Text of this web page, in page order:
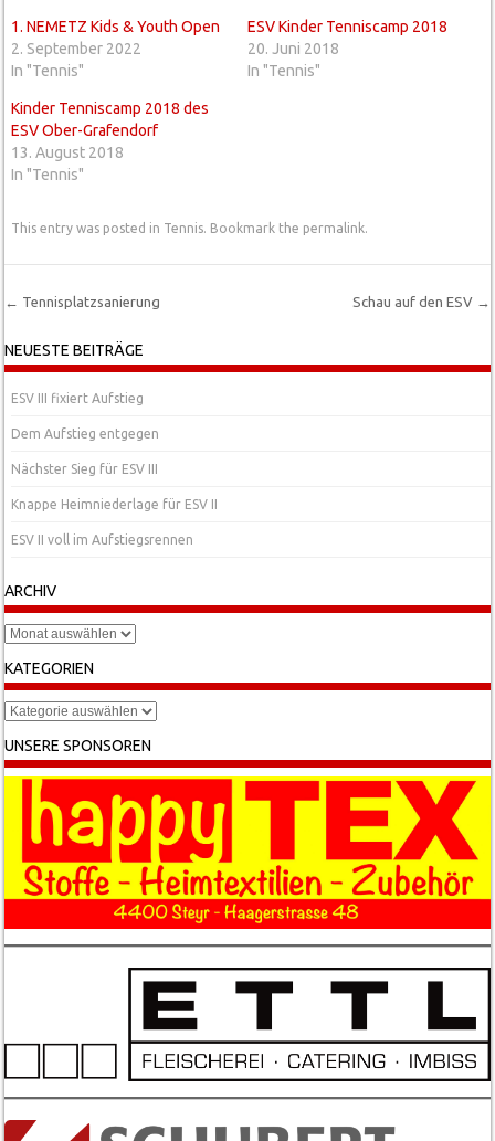
1. NEMETZ Kids & Youth Open
2. September 2022
In "Tennis"
ESV Kinder Tenniscamp 2018
20. Juni 2018
In "Tennis"
Kinder Tenniscamp 2018 des
ESV Ober-Grafendorf
13. August 2018
In "Tennis"
This entry was posted in Tennis. Bookmark the permalink.
Post navigation
← Tennisplatzsanierung Schau auf den ESV →
NEUESTE BEITRÄGE
ESV III fixiert Aufstieg
Dem Aufstieg entgegen
Nächster Sieg für ESV III
Knappe Heimniederlage für ESV II
ESV II voll im Aufstiegsrennen
ARCHIV
Archiv
KATEGORIEN
Kategorien
UNSERE SPONSOREN